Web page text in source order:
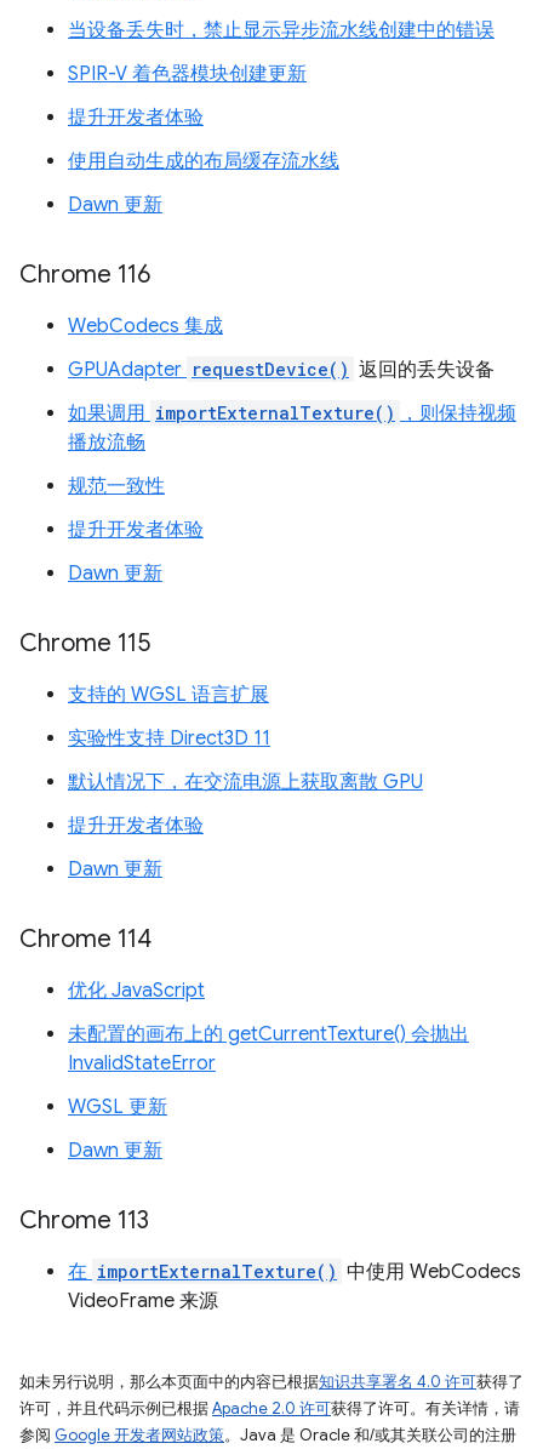
当设备丢失时，禁止显示异步流水线创建中的错误
SPIR-V 着色器模块创建更新
提升开发者体验
使用自动生成的布局缓存流水线
Dawn 更新
Chrome 116
WebCodecs 集成
GPUAdapter requestDevice() 返回的丢失设备
如果调用 importExternalTexture()
，则保持视频
播放流畅
规范一致性
提升开发者体验
Dawn 更新
Chrome 115
支持的 WGSL 语言扩展
实验性支持 Direct3D 11
默认情况下，在交流电源上获取离散 GPU
提升开发者体验
Dawn 更新
Chrome 114
优化 JavaScript
未配置的画布上的 getCurrentTexture() 会抛出
InvalidStateError
WGSL 更新
Dawn 更新
Chrome 113
在 importExternalTexture() 中使用 WebCodecs
VideoFrame 来源
如未另行说明，那么本页面中的内容已根据知识共享署名 4.0 许可获得了
许可，并且代码示例已根据Apache 2.0 许可获得了许可。有关详情，请
参阅 Google 开发者网站政策。Java 是 Oracle 和/或其关联公司的注册